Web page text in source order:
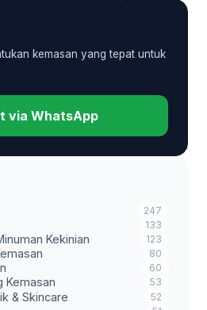
kemasan yang tepat untuk
via WhatsApp
247
133
Kekinian 123
80
60
Kemasan 53
& Skincare 52